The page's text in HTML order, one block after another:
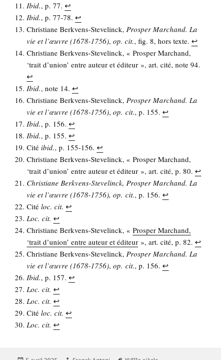
Ibid., p. 77.↩︎
Ibid., p. 77-78.↩︎
Chris­tiane Berk­vens-Ste­ve­linck,Pros­per Mar­chand. La
vie et l’œuvre (1678-1756),op. cit., fig. 8, hors texte.↩︎
Chris­tiane Berk­vens-Ste­ve­linck, « Pros­per Mar­chand,
‘trait d’u­nion’ entre auteur et édi­teur », art. cité, note 94.
↩︎
Ibid., note 14.↩︎
Chris­tiane Berk­vens-Ste­ve­linck,Pros­per Mar­chand. La
vie et l’œuvre (1678-1756),op. cit., p. 155.↩︎
Ibid., p. 156.↩︎
Ibid., p. 155.↩︎
Citéibid., p. 155-156.↩︎
Chris­tiane Berk­vens-Ste­ve­linck, « Pros­per Mar­chand,
‘trait d’u­nion’ entre auteur et édi­teur », art. cité, p. 80.↩︎
Chris­tiane Berk­vens-Ste­ve­linck,Pros­per Mar­chand. La
vie et l’œuvre (1678-1756),op. cit., p. 156.↩︎
Citéloc. cit. ↩︎
Loc. cit. ↩︎
Chris­tiane Berk­vens-Ste­ve­linck, «Pros­per Mar­chand,
‘trait d’u­nion’ entre auteur et édi­teur », art. cité, p. 82.↩︎
Chris­tiane Berk­vens-Ste­ve­linck,Pros­per Mar­chand. La
vie et l’œuvre (1678-1756),op. cit., p. 156.↩︎
Ibid., p. 157.↩︎
Loc. cit. ↩︎
Loc. cit. ↩︎
Citéloc. cit. ↩︎
Loc. cit. ↩︎